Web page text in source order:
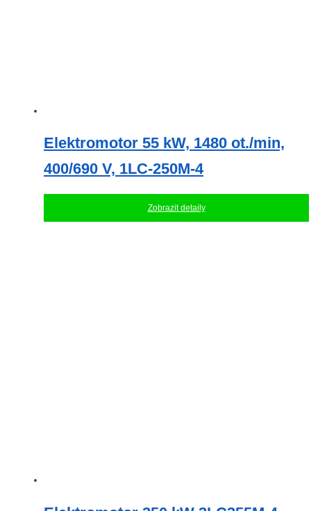
Elektromotor 55 kW, 1480 ot./min,
400/690 V, 1LC-250M-4
Zobrazit detaily